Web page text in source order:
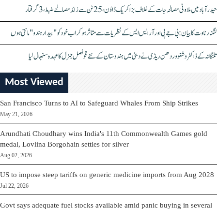
حیدرآباد میں ملاوٹی مصالحہ جات کے خلاف بڑا کریک ڈاؤن، 25 ٹن سے زائد مصالحے ضبط، 3 گرفتار
کنگنا رناوت کا بیان: بی جے پی اور آر ایس ایس کے نظریات سے متاثر ہو کر اب خود کو "بیدار ہندو" مانتی ہوں
تلنگانہ کے ڈاکٹر وشنو وردھن ریڈی نے دبئی میں ہندوستان کے نئے قونصل جنرل کا عہدہ سنبھال لیا
Most Viewed
San Francisco Turns to AI to Safeguard Whales From Ship Strikes
May 21, 2026
Arundhati Choudhary wins India's 11th Commonwealth Games gold
medal, Lovlina Borgohain settles for silver
Aug 02, 2026
US to impose steep tariffs on generic medicine imports from Aug 2028
Jul 22, 2026
Govt says adequate fuel stocks available amid panic buying in several